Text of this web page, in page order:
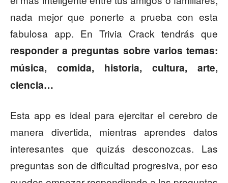
nada mejor que ponerte a prueba con esta
fabulosa app. En Trivia Crack tendrás que
responder a preguntas sobre varios temas:
música, comida, historia, cultura, arte,
ciencia…
Esta app es ideal para ejercitar el cerebro de
manera divertida, mientras aprendes datos
interesantes que quizás desconozcas. Las
preguntas son de dificultad progresiva, por eso